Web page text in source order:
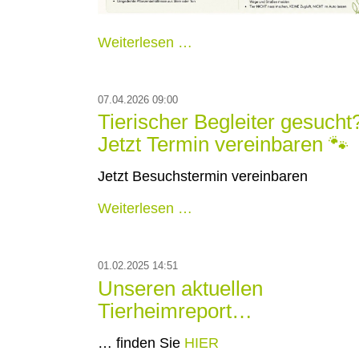
Weiterlesen …
07.04.2026 09:00
Tierischer Begleiter
Jetzt Termin vereinbaren 🐾
Jetzt Besuchstermin vereinbaren
Weiterlesen …
01.02.2025 14:51
Unseren aktuellen
Tierheimreport…
… finden Sie HIER